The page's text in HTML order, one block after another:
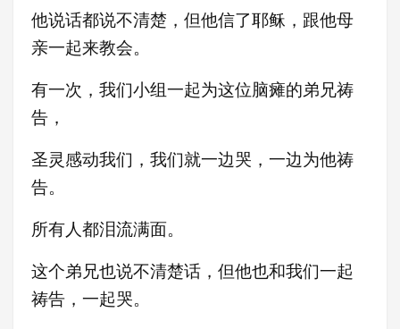
他说话都说不清楚，但他信了耶稣，跟他母
亲一起来教会。
有一次，我们小组一起为这位脑瘫的弟兄祷
告，
圣灵感动我们，我们就一边哭，一边为他祷
告。
所有人都泪流满面。
这个弟兄也说不清楚话，但他也和我们一起
祷告，一起哭。